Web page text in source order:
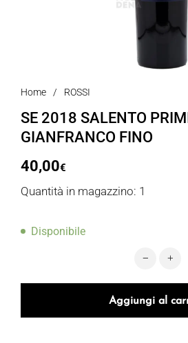
Home / ROSSI
SE 2018 SALENTO
GIANFRANCO FINO
40,00€
Quantità in magazzino: 1
Disponibile
SE 2018
Aggiungi al